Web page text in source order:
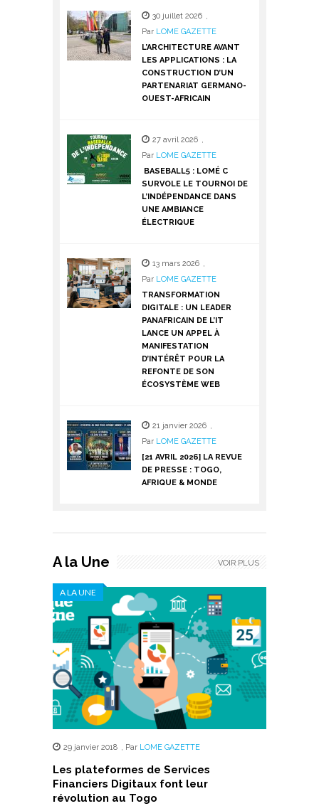
30 juillet 2026 ,
Par LOME GAZETTE
L’ARCHITECTURE AVANT
LES APPLICATIONS : LA
CONSTRUCTION D’UN
PARTENARIAT GERMANO-
OUEST-AFRICAIN
27 avril 2026 ,
Par LOME GAZETTE
BASEBALL5 : LOMÉ C
SURVOLE LE TOURNOI DE
L’INDÉPENDANCE DANS
UNE AMBIANCE
ÉLECTRIQUE
13 mars 2026 ,
Par LOME GAZETTE
TRANSFORMATION
DIGITALE : UN LEADER
PANAFRICAIN DE L’IT
LANCE UN APPEL À
MANIFESTATION
D’INTÉRÊT POUR LA
REFONTE DE SON
ÉCOSYSTÈME WEB
21 janvier 2026 ,
Par LOME GAZETTE
[21 AVRIL 2026] LA REVUE
DE PRESSE : TOGO,
AFRIQUE & MONDE
A la Une
A LA UNE
29 janvier 2018 , Par LOME GAZETTE
Les plateformes de Services
Financiers Digitaux font leur
révolution au Togo
VOIR PLUS